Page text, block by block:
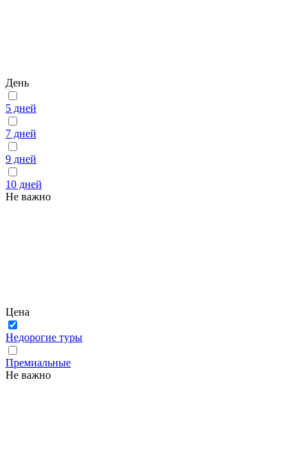
День
5 дней
7 дней
9 дней
10 дней
Не важно
Цена
Недорогие туры
Премиальные
Не важно